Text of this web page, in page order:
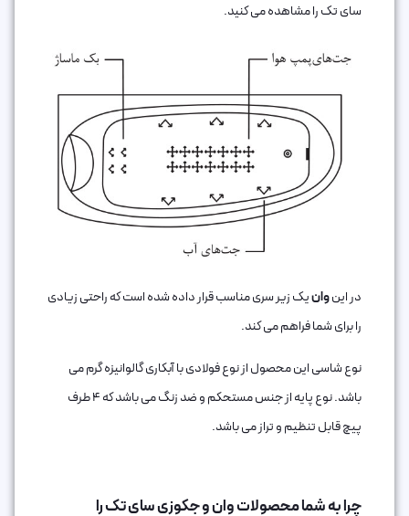
سای تک را مشاهده می کنید.
در اینوانیک زیر سری مناسب قرار داده شده است که راحتی زیادی
را برای شما فراهم می کند.
نوع شاسی این محصول از نوع فولادی با آبکاری گالوانیزه گرم می
باشد. نوع پایه از جنس مستحکم و ضد زنگ می باشد که 4 طرف
پیچ قابل تنظیم و تراز می باشد.
چرا به شما محصولات وان و جکوزی سای تک را